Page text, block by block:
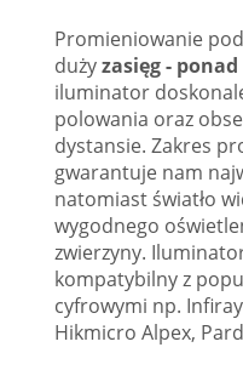
Promieniowanie
dużyzasięg - ponad
iluminator
polowania oraz
dystansie. Zakres
gwarantuje nam
natomiast światło
wygodnego
zwierzyny.
kompatybilny z
cyfrowymi np.
Hikmicro Alpex,